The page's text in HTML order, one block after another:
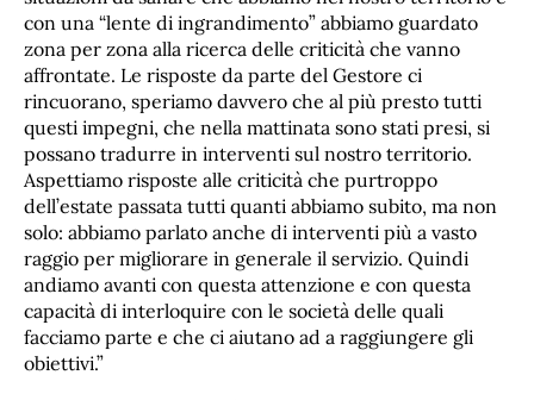
con una “lente di ingrandimento” abbiamo guardato
zona per zona alla ricerca delle criticità che vanno
affrontate. Le risposte da parte del Gestore ci
rincuorano, speriamo davvero che al più presto tutti
questi impegni, che nella mattinata sono stati presi, si
possano tradurre in interventi sul nostro territorio.
Aspettiamo risposte alle criticità che purtroppo
dell’estate passata tutti quanti abbiamo subito, ma non
solo: abbiamo parlato anche di interventi più a vasto
raggio per migliorare in generale il servizio. Quindi
andiamo avanti con questa attenzione e con questa
capacità di interloquire con le società delle quali
facciamo parte e che ci aiutano ad a raggiungere gli
obiettivi.”